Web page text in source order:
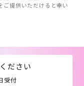
ご提供いただけると幸い
ださい
受付